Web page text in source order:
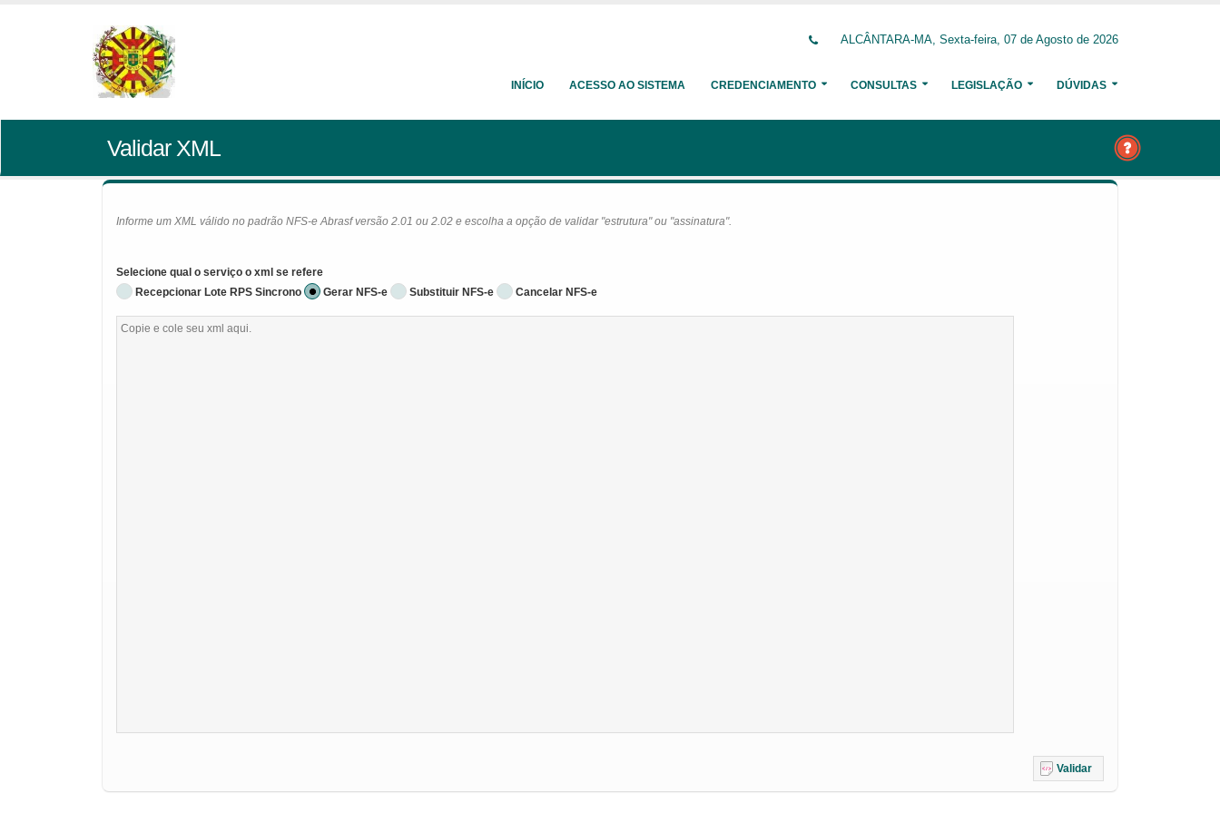
ALCÂNTARA-MA, Sexta-feira, 07 de Agosto de 2026
INÍCIO ACESSO AO SISTEMA CREDENCIAMENTO CONSULTAS LEGISLAÇÃO DÚVIDAS
Validar XML
Informe um XML válido no padrão NFS-e Abrasf versão 2.01 ou 2.02 e escolha a opção de validar "estrutura" ou "assinatura".
Selecione qual o serviço o xml se refere
Recepcionar Lote RPS Sincrono
Gerar NFS-e Substituir NFS-e Cancelar NFS-e
Validar